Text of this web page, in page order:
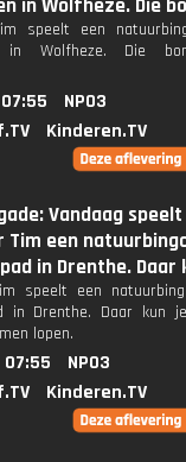
in Wolfheze. Die bo
speelt een
in Wolfheze. Die
NPO3
Kinderen.TV
Vandaag speelt
Tim een
in Drenthe. Daar
speelt een
in Drenthe. Daar kun
lopen.
NPO3
Kinderen.TV